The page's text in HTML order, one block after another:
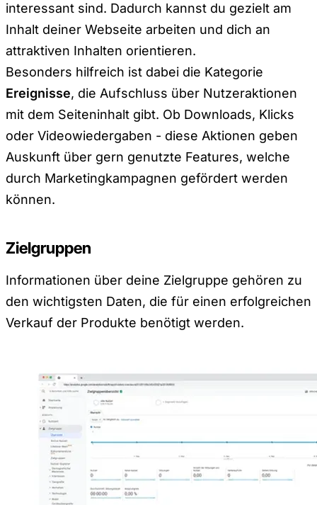
interessant sind. Dadurch kannst du gezielt am
Inhalt deiner Webseite arbeiten und dich an
attraktiven Inhalten orientieren.
Besonders hilfreich ist dabei die Kategorie
Ereignisse, die Aufschluss über Nutzeraktionen
mit dem Seiteninhalt gibt. Ob Downloads, Klicks
oder Videowiedergaben - diese Aktionen geben
Auskunft über gern genutzte Features, welche
durch Marketingkampagnen gefördert werden
können.
Zielgruppen
Informationen über deine Zielgruppe gehören zu
den wichtigsten Daten, die für einen erfolgreichen
Verkauf der Produkte benötigt werden.